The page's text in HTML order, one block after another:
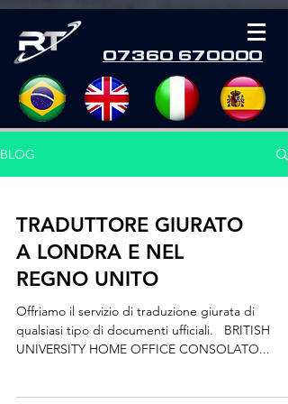
07360 670000
BLOG
TRADUTTORE GIURATO
A LONDRA E NEL
REGNO UNITO
Offriamo il servizio di traduzione giurata di
qualsiasi tipo di documenti ufficiali. ​ ​ BRITISH
UNIVERSITY HOME OFFICE CONSOLATO...